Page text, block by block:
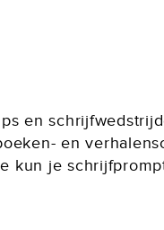
en
en
kun je